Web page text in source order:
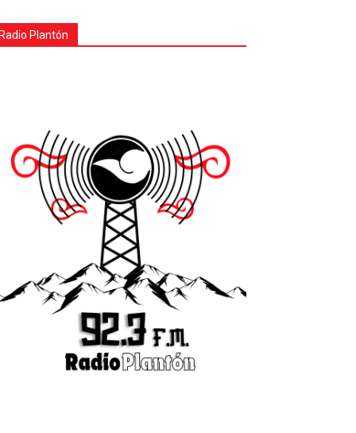
Radio Plantón